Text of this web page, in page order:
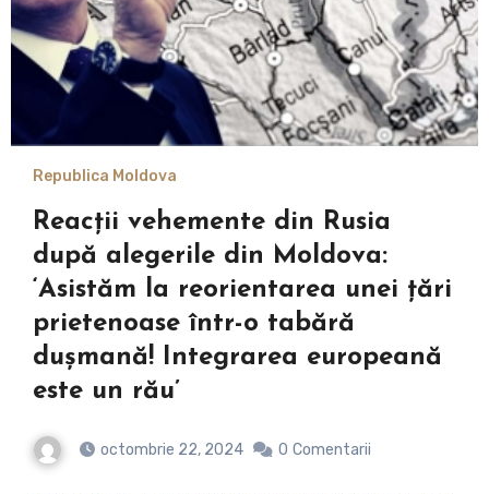
Republica Moldova
Reacții vehemente din Rusia
după alegerile din Moldova:
‘Asistăm la reorientarea unei țări
prietenoase într-o tabără
dușmană! Integrarea europeană
este un rău’
octombrie 22, 2024 0 Comentarii